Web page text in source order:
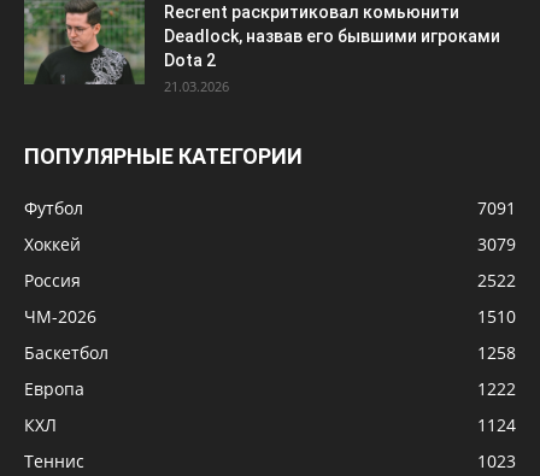
Recrent раскритиковал комьюнити
Deadlock, назвав его бывшими игроками
Dota 2
21.03.2026
ПОПУЛЯРНЫЕ КАТЕГОРИИ
Футбол
7091
Хоккей
3079
Россия
2522
ЧМ-2026
1510
Баскетбол
1258
Европа
1222
КХЛ
1124
Теннис
1023